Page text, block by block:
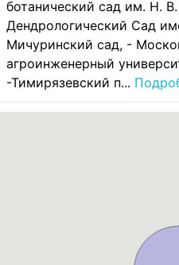
ботанический сад им. Н.
Дендрологический Сад
Мичуринский сад, -
агроинженерный
-Тимирязевский п...